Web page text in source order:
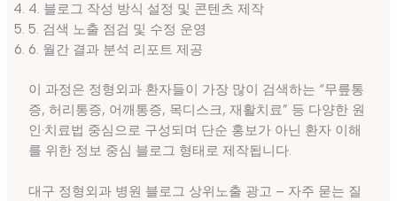
4. 블로그 작성 방식 설정 및 콘텐츠 제작
5. 검색 노출 점검 및 수정 운영
6. 월간 결과 분석 리포트 제공
이 과정은 정형외과 환자들이 가장 많이 검색하는 “무릎통
증, 허리통증, 어깨통증, 목디스크, 재활치료” 등 다양한 원
인·치료법 중심으로 구성되며 단순 홍보가 아닌 환자 이해
를 위한 정보 중심 블로그 형태로 제작됩니다.
대구 정형외과 병원 블로그 상위노출 광고 – 자주 묻는 질